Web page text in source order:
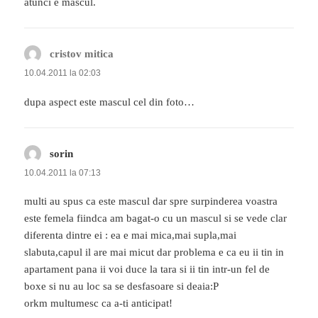
atunci e mascul.
cristov mitica
10.04.2011 la 02:03
dupa aspect este mascul cel din foto…
sorin
10.04.2011 la 07:13
multi au spus ca este mascul dar spre surpinderea voastra
este femela fiindca am bagat-o cu un mascul si se vede clar
diferenta dintre ei : ea e mai mica,mai supla,mai
slabuta,capul il are mai micut dar problema e ca eu ii tin in
apartament pana ii voi duce la tara si ii tin intr-un fel de
boxe si nu au loc sa se desfasoare si deaia:P
orkm multumesc ca a-ti anticipat!